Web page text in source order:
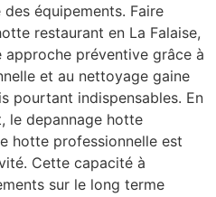
équipements. Faire
restaurant en La Falaise,
approche préventive grâce à
et au nettoyage gaine
pourtant indispensables. En
le depannage hotte
hotte professionnelle est
Cette capacité à
sur le long terme